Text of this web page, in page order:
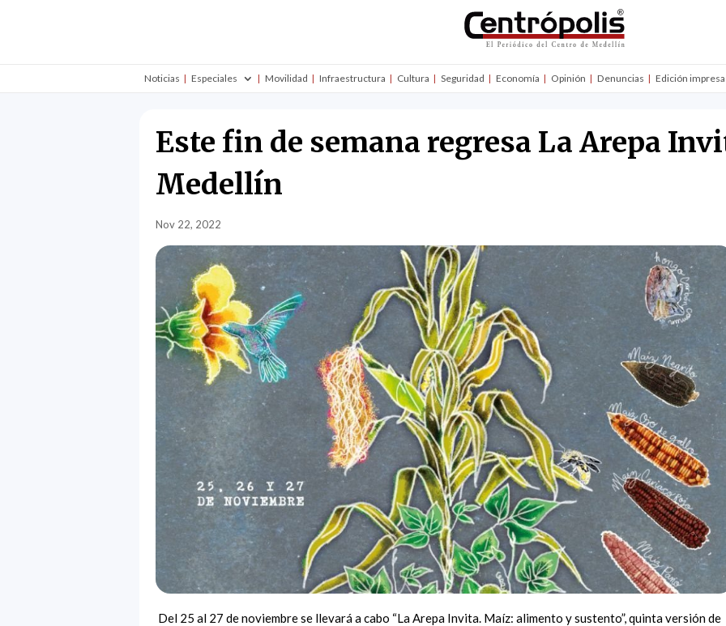
Noticias Especiales Movilidad Infraestructura Cultura Seguridad Economía Opinión Denuncias Edición impresa
Este fin de semana regresa La Arepa
Medellín
Nov 22, 2022
Del 25 al 27 de noviembre se llevará a cabo “La Arepa Invita. Maíz: alimento y sustento”, quinta versión de